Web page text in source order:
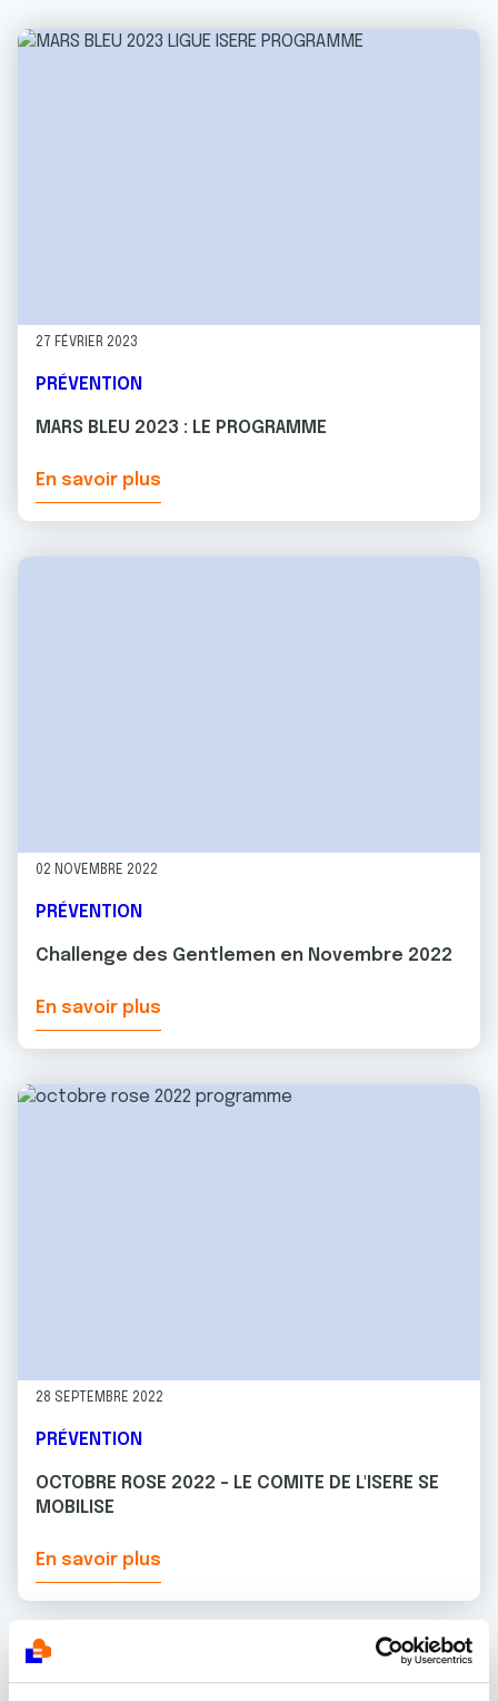
27 FÉVRIER 2023
PRÉVENTION
MARS BLEU 2023 : LE PROGRAMME
En savoir plus
02 NOVEMBRE 2022
PRÉVENTION
Challenge des Gentlemen en Novembre 2022
En savoir plus
28 SEPTEMBRE 2022
PRÉVENTION
OCTOBRE ROSE 2022 - LE COMITE DE L'ISERE SE
MOBILISE
En savoir plus